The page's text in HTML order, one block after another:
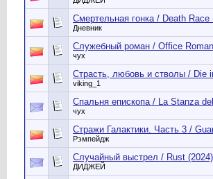
Смертельная гонка / Death Race
Дневник
Служебный роман / Office
чух
Страсть, любовь и стволы / Die
viking_1
Спальня епископа / La Stanza
чух
Стражи Галактики. Часть 3 /
Рэмпейдж
Случайный выстрел / Rust (2024)
ДИДЖЕЙ